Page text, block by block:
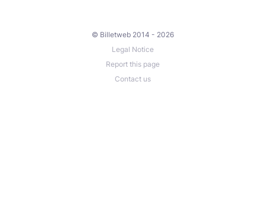
© Billetweb 2014 - 2026
Legal Notice
Report this page
Contact us